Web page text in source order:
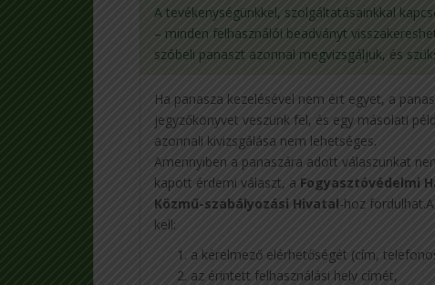
A tevékenységünkkel, szolgáltatásainkkal
– minden felhasználói beadványt
szóbeli panaszt azonnal megvizsgáljuk, és
Ha panasza kezelésével nem ért egyet, a
jegyzőkönyvet veszünk fel, és egy másolati
azonnali kivizsgálása nem lehetséges.
Amennyiben a panaszára adott válaszunkat
kapott érdemi választ, a Fogyasztóvédelmi
Közmű-szabályozási Hivatal-hoz
kell:
a kérelmező elérhetőségét (cím,
az érintett felhasználási hely címét,